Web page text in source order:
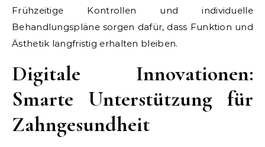
Frühzeitige Kontrollen und individuelle
Behandlungspläne sorgen dafür, dass Funktion und
Ästhetik langfristig erhalten bleiben.
Digitale Innovationen:
Smarte Unterstützung für
Zahngesundheit